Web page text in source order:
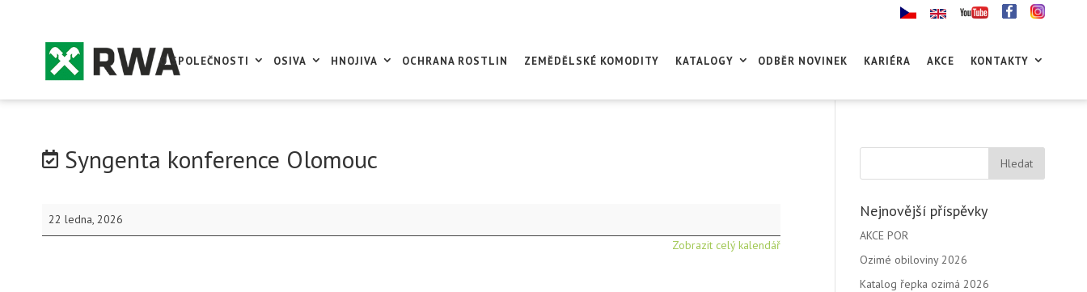
O SPOLEČNOSTI OSIVA HNOJIVA OCHRANA ROSTLIN ZEMĚDĚLSKÉ KOMODITY KATALOGY ODBĚR NOVINEK KARIÉRA AKCE KONTAKTY
Syngenta konference Olomouc
Syngenta
22 ledna, 2026
Zobrazit celý kalendář
Nejnovější příspěvky
AKCE POR
Ozimé obiloviny 2026
Katalog řepka ozimá 2026